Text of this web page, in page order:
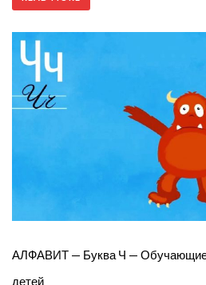
АЛФАВИТ — Буква Ч — Обучающие
детей